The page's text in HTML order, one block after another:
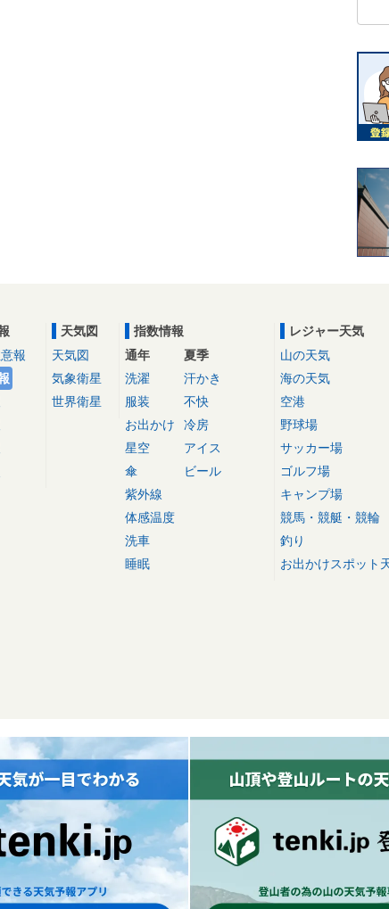
報
天気図
天気図
気象衛星
世界衛星
指数情報
通年
洗濯
服装
お出かけ
星空
傘
紫外線
体感温度
洗車
睡眠
夏季
汗かき
不快
冷房
アイス
ビール
レジャー天気
山の天気
海の天気
空港
野球場
サッカー場
ゴルフ場
キャンプ場
競馬・競艇・競輪
釣り
お出かけスポット